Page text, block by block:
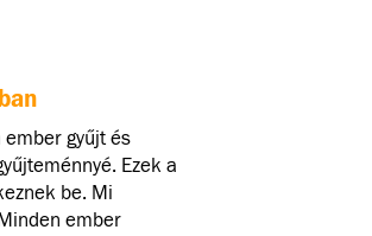
gyűjt és
Ezek a
be. Mi
ember